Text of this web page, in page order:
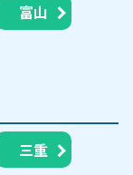
富山
三重